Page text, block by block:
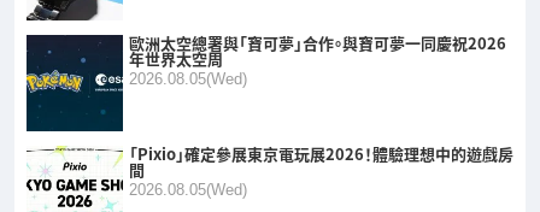
歐洲太空總署與「寶可夢」合作。與寶可夢一同慶祝2026
年世界太空周
2026.08.05(Wed)
「Pixio」確定參展東京電玩展2026！體驗理想中的遊戲房
間
2026.08.05(Wed)